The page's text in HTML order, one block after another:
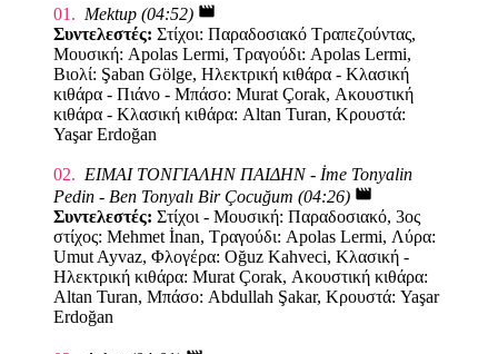
01. Mektup (04:52) movie
Συντελεστές: Στίχοι: Παραδοσιακό Τραπεζούντας,
Μουσική: Apolas Lermi, Τραγούδι: Apolas Lermi,
Βιολί: Şaban Gölge, Ηλεκτρική κιθάρα - Κλασική
κιθάρα - Πιάνο - Μπάσο: Murat Çorak, Ακουστική
κιθάρα - Κλασική κιθάρα: Altan Turan, Κρουστά:
Yaşar Erdoğan
02. ΕΙΜΑΙ ΤΟΝΓΙΑΛΗΝ ΠΑΙΔΗΝ - İme Tonyalin
Pedin - Ben Tonyalı Bir Çocuğum (04:26) movie
Συντελεστές: Στίχοι - Μουσική: Παραδοσιακό, 3ος
στίχος: Mehmet İnan, Τραγούδι: Apolas Lermi, Λύρα:
Umut Ayvaz, Φλογέρα: Oğuz Kahveci, Κλασική -
Ηλεκτρική κιθάρα: Murat Çorak, Ακουστική κιθάρα:
Altan Turan, Μπάσο: Abdullah Şakar, Κρουστά: Yaşar
Erdoğan